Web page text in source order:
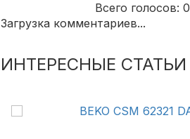
Всего голосов: 0
Загрузка комментариев...
ИНТЕРЕСНЫЕ СТАТЬИ